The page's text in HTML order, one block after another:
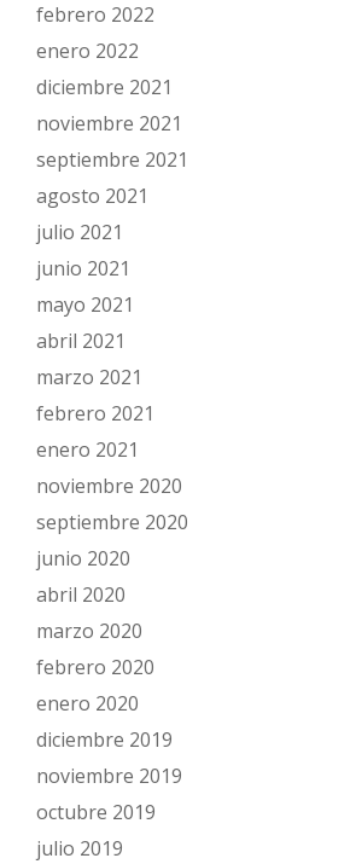
febrero 2022
enero 2022
diciembre 2021
noviembre 2021
septiembre 2021
agosto 2021
julio 2021
junio 2021
mayo 2021
abril 2021
marzo 2021
febrero 2021
enero 2021
noviembre 2020
septiembre 2020
junio 2020
abril 2020
marzo 2020
febrero 2020
enero 2020
diciembre 2019
noviembre 2019
octubre 2019
julio 2019